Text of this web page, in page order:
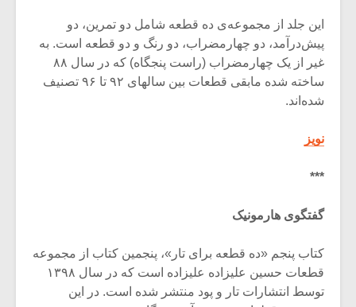
این جلد از مجموعه‌ی ده قطعه‌ شامل دو تمرین، دو
پیش‌درآمد، دو چهارمضراب، دو رنگ و دو قطعه است. به
غیر از یک چهارمضراب (راست پنجگاه) که در سال ۸۸
ساخته شده مابقی قطعات بین سالهای ۹۲ تا ۹۶ تصنیف
شده‌اند.
نویز
***
گفتگوی هارمونیک
کتاب پنجم «ده قطعه برای تار»، پنجمین کتاب از مجموعه
قطعات حسین علیزاده علیزاده است که در سال ۱۳۹۸
توسط انتشارات تار و پود منتشر شده است. در این